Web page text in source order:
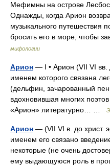
Мефимны на острове
Однажды, когда Арион
музыкального путешествия
бросить его в море, чтобы
мифологии
Арион — I • Арион (VII VI вв.
именем которого связана
(дельфин, зачарованный
вдохновившая многих
«Арион» литературно… …
Арион — (VII VI в. до христ.
именем его связано
некоторые (не очень
ему выдающуюся роль в